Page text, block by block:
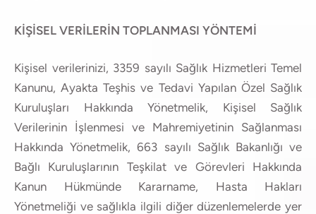
KİŞİSEL VERİLERİN TOPLANMASI YÖNTEMİ
Kişisel verilerinizi, 3359 sayılı Sağlık Hizmetleri Temel
Kanunu, Ayakta Teşhis ve Tedavi Yapılan Özel Sağlık
Kuruluşları Hakkında Yönetmelik, Kişisel Sağlık
Verilerinin İşlenmesi ve Mahremiyetinin Sağlanması
Hakkında Yönetmelik, 663 sayılı Sağlık Bakanlığı ve
Bağlı Kuruluşlarının Teşkilat ve Görevleri Hakkında
Kanun Hükmünde Kararname, Hasta Hakları
Yönetmeliği ve sağlıkla ilgili diğer düzenlemelerde yer